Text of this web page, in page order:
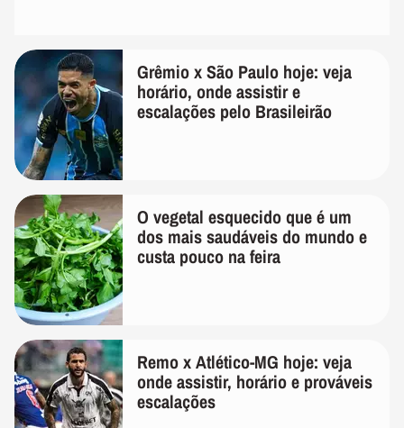
Grêmio x São Paulo hoje: veja
horário, onde assistir e
escalações pelo Brasileirão
O vegetal esquecido que é um
dos mais saudáveis do mundo e
custa pouco na feira
Remo x Atlético-MG hoje: veja
onde assistir, horário e prováveis
escalações